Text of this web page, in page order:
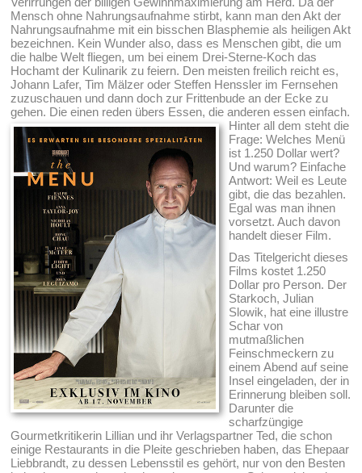
Mensch ohne Nahrungsaufnahme stirbt, kann man den Akt der
Nahrungsaufnahme mit ein bisschen Blasphemie als heiligen Akt
bezeichnen. Kein Wunder also, dass es Menschen gibt, die um
die halbe Welt fliegen, um bei einem Drei-Sterne-Koch das
Hochamt der Kulinarik zu feiern. Den meisten freilich reicht es,
Johann Lafer, Tim Mälzer oder Steffen Henssler im Fernsehen
zuzuschauen und dann doch zur Frittenbude an der Ecke zu
gehen. Die einen reden übers Essen, die anderen essen einfach.
Hinter all dem steht die
Frage: Welches Menü
ist 1.250 Dollar wert?
Und warum? Einfache
Antwort: Weil es Leute
gibt, die das bezahlen.
Egal was man ihnen
vorsetzt. Auch davon
handelt dieser Film.
Das Titelgericht dieses
Films kostet 1.250
Dollar pro Person. Der
Starkoch, Julian
Slowik, hat eine illustre
Schar von
mutmaßlichen
Feinschmeckern zu
einem Abend auf seine
Insel eingeladen, der in
Erinnerung bleiben soll.
Darunter die
scharfzüngige
Gourmetkritikerin Lillian und ihr Verlagspartner Ted, die schon
einige Restaurants in die Pleite geschrieben haben, das Ehepaar
Liebbrandt, zu dessen Lebensstil es gehört, nur von den Besten